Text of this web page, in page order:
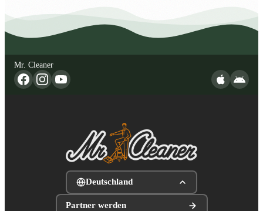
Mr. Cleaner
Deutschland
Partner werden